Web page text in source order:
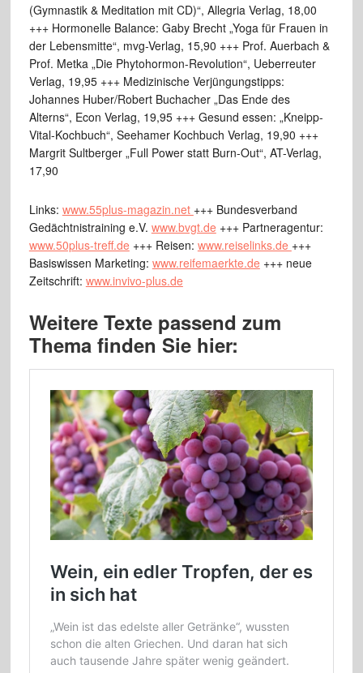
(Gymnastik & Meditation mit CD)“, Allegria Verlag, 18,00
+++ Hormonelle Balance: Gaby Brecht „Yoga für Frauen in
der Lebensmitte“, mvg-Verlag, 15,90 +++ Prof. Auerbach &
Prof. Metka „Die Phytohormon-Revolution“, Ueberreuter
Verlag, 19,95 +++ Medizinische Verjüngungstipps:
Johannes Huber/Robert Buchacher „Das Ende des
Alterns“, Econ Verlag, 19,95 +++ Gesund essen: „Kneipp-
Vital-Kochbuch“, Seehamer Kochbuch Verlag, 19,90 +++
Margrit Sultberger „Full Power statt Burn-Out“, AT-Verlag,
17,90
Links: www.55plus-magazin.net +++ Bundesverband
Gedächtnistraining e.V. www.bvgt.de +++ Partneragentur:
www.50plus-treff.de +++ Reisen: www.reiselinks.de +++
Basiswissen Marketing: www.reifemaerkte.de +++ neue
Zeitschrift: www.invivo-plus.de
Weitere Texte passend zum
Thema finden Sie hier: